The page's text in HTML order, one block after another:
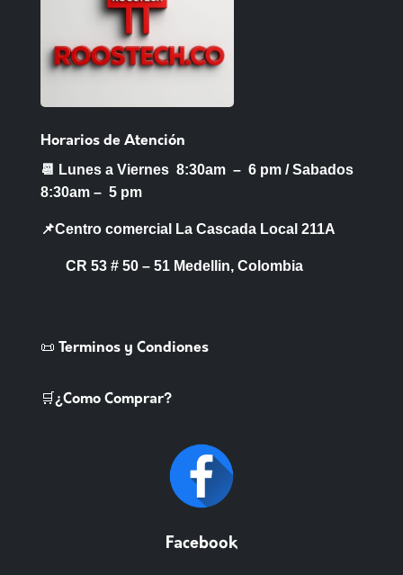
Horarios de Atención
📆 Lunes a Viernes 8:30am – 6 pm /Sabados
8:30am – 5 pm
📌Centro comercial La Cascada Local 211A
CR 53 # 50 – 51 Medellin, Colombia
📜 Terminos y Condiones
🛒¿Como Comprar?
Facebook